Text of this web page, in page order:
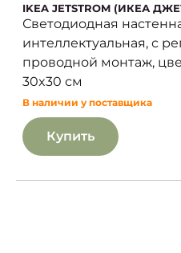
IKEA JETSTROM (ИКЕА
Светодиодная
интеллектуальная, с
проводной монтаж,
30x30 см
В наличии у поставщика
Купить